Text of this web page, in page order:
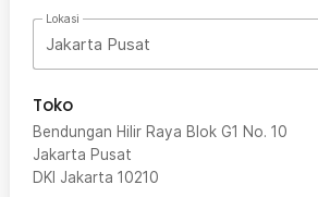
Lokasi
Jakarta Pusat
Toko
Bendungan Hilir Raya Blok G1 No. 10
Jakarta Pusat
DKI Jakarta 10210